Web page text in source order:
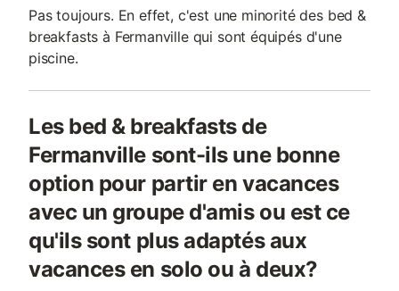
Pas toujours. En effet, c'est une minorité des bed &
breakfasts à Fermanville qui sont équipés d'une
piscine.
Les bed & breakfasts de
Fermanville sont-ils une bonne
option pour partir en vacances
avec un groupe d'amis ou est ce
qu'ils sont plus adaptés aux
vacances en solo ou à deux?